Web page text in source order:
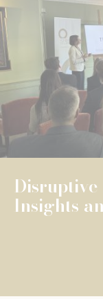
The
grants, wi...